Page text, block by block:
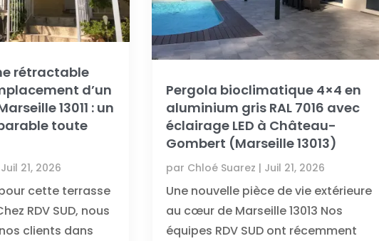
rétractable
d’un
13011 : un
toute
Juil 21, 2026
cette terrasse
RDV SUD, nous
clients dans
Pergola bioclimatique 4×4 en
aluminium gris RAL 7016 avec
éclairage LED à Château-
Gombert (Marseille 13013)
par Chloé Suarez | Juil 21, 2026
Une nouvelle pièce de vie extérieure
au cœur de Marseille 13013 Nos
équipes RDV SUD ont récemment